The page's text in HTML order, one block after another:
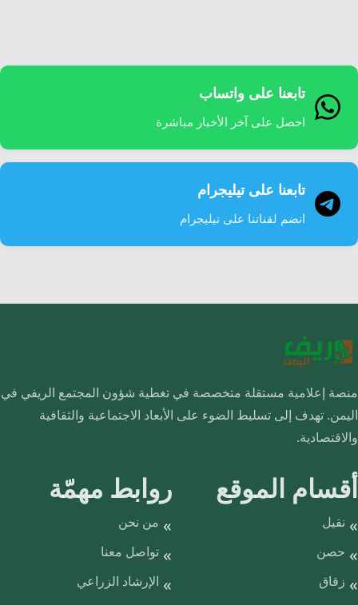
تابعنا على واتساب
احصل على آخر الأخبار مباشرة
تابعنا على تيليجرام
انضم لقناتنا على تيليجرام
منصة إعلامية مستقلة متخصصة في تغطية شؤون المجتمع الريفي في
اليمن. تهدف إلى تسليط الضوء على الأبعاد الاجتماعية والثقافية
والاقتصادية.
أقسام الموقع
نقيل
حصن
زقاق
روابط مهمّة
من نحن
تواصل معنا
الإرشاد الزراعي